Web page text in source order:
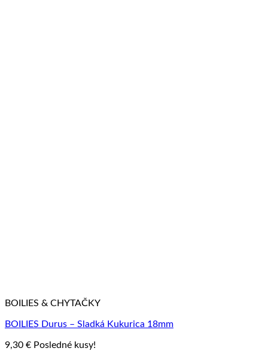
BOILIES & CHYTAČKY
BOILIES Durus – Sladká Kukurica 18mm
9,30 € Posledné kusy!